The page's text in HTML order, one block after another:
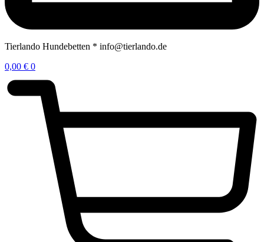
Tierlando Hundebetten * info@tierlando.de
0,00 € 0